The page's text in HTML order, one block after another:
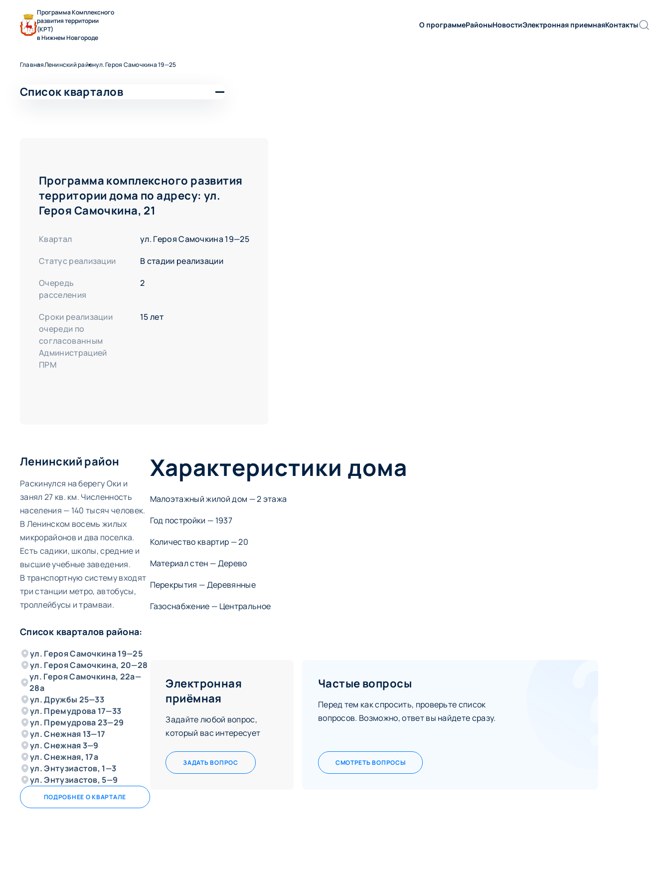
Программа Комплексного
развития территории
(КРТ)
в Нижнем Новгороде
О программеРайоныНовостиЭлектронная приемнаяКонтакты
ГлавнаяЛенинский районул. Героя Самочкина 19—25
Список кварталов
ул. Премудрова 17—33
ул. Премудрова 23—29
ул. Снежная 13—17
ул. Снежная, 17а
ул. Энтузиастов, 5—9
Программа комплексного развития
территории дома по адресу: ул.
Героя Самочкина, 21
Квартал
ул. Героя Самочкина 19—25
Статус реализации
В стадии реализации
Очередь
расселения
2
Сроки реализации
очереди по
согласованным
Администрацией
ПРМ
15 лет
Ленинский район
Раскинулся на берегу Оки и
занял 27 кв. км. Численность
населения — 140 тысяч человек.
В Ленинском восемь жилых
микрорайонов и два поселка.
Есть садики, школы, средние и
высшие учебные заведения.
В транспортную систему входят
три станции метро, автобусы,
троллейбусы и трамваи.
Список кварталов района:
ул. Героя Самочкина 19—25
ул. Героя Самочкина, 20—28
ул. Героя Самочкина, 22а—
28а
ул. Дружбы 25—33
ул. Премудрова 17—33
ул. Премудрова 23—29
ул. Снежная 13—17
ул. Снежная 3—9
ул. Снежная, 17а
ул. Энтузиастов, 1—3
ул. Энтузиастов, 5—9
ПОДРОБНЕЕ О КВАРТАЛЕ
Характеристики дома
Малоэтажный жилой дом — ​2 этажа
Год постройки — 1937
Количество квартир — 20
Материал стен — Дерево
Перекрытия — Деревянные
Газоснабжение — Центральное
Электронная
приёмная
Задайте любой вопрос,
который вас интересует
ЗАДАТЬ ВОПРОС
Частые вопросы
Перед тем как спросить, проверьте список
вопросов. Возможно, ответ вы найдете сразу.
СМОТРЕТЬ ВОПРОСЫ